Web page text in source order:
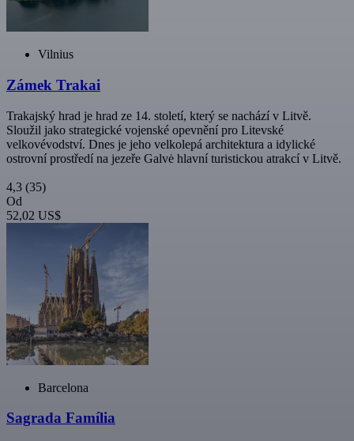
Vilnius
Zámek Trakai
Trakajský hrad je hrad ze 14. století, který se nachází v Litvě.
Sloužil jako strategické vojenské opevnění pro Litevské
velkovévodství. Dnes je jeho velkolepá architektura a idylické
ostrovní prostředí na jezeře Galvė hlavní turistickou atrakcí v Litvě.
4,3 (35)
Od
52,02 US$
Barcelona
Sagrada Família